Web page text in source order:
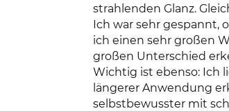
strahlenden Glanz.
Ich war sehr gespannt,
ich einen sehr großen
großen Unterschied
Wichtig ist ebenso: Ich
längerer Anwendung
selbstbewusster mit